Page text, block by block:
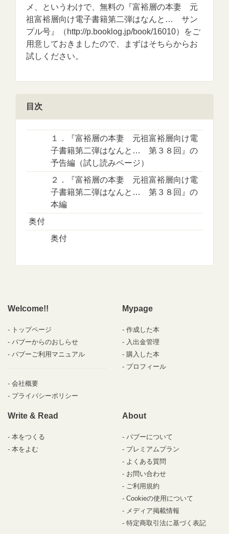
メ、というわけで、無料の『富裕層の本妻 元
祖富裕層向け電子書籍第二弾はなんと… サン
プル号』（http://p.booklog.jp/book/16010）をご
用意しておきましたので、まずはそちらからお
試しください。
目次
１．『富裕層の本妻 元祖富裕層向け電
子書籍第二弾はなんと… 第３８回』の
予告編（試し読みページ）
２．『富裕層の本妻 元祖富裕層向け電
子書籍第二弾はなんと… 第３８回』の
本編
奥付
奥付
Welcome!!
トップページ
パブーからのおしらせ
パブーご利用マニュアル
会社概要
プライバシーポリシー
Mypage
作成した本
入出金管理
購入した本
プロフィール
Write & Read
本をつくる
本をよむ
About
パブーについて
プレミアムプラン
よくある質問
お問い合わせ
ご利用規約
Cookieの使用について
メディア掲載情報
特定商取引法に基づく表記